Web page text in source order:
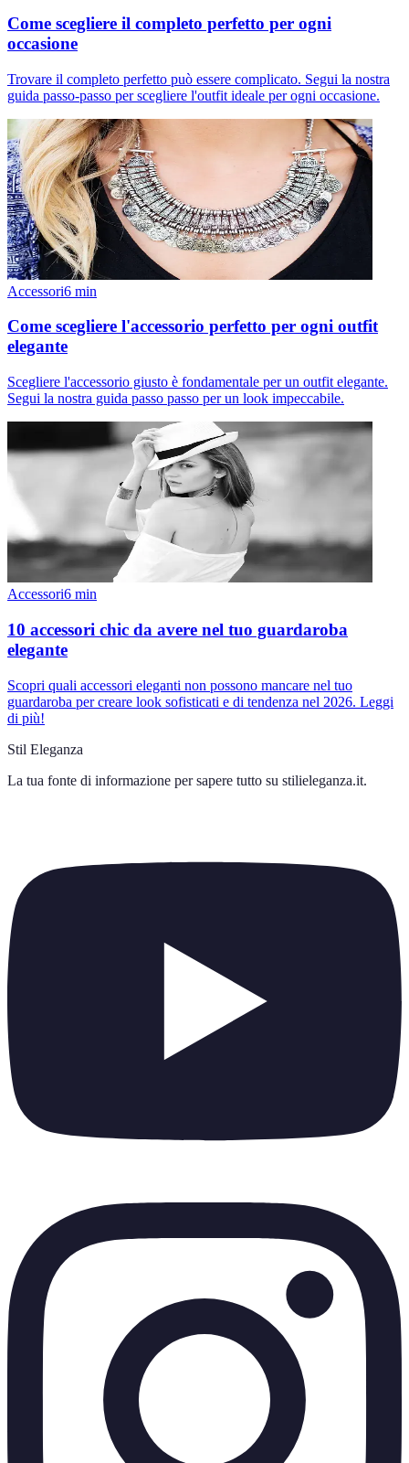
Come scegliere il completo perfetto per ogni
occasione
Trovare il completo perfetto può essere complicato. Segui la nostra
guida passo-passo per scegliere l'outfit ideale per ogni occasione.
Accessori6 min
Come scegliere l'accessorio perfetto per ogni outfit
elegante
Scegliere l'accessorio giusto è fondamentale per un outfit elegante.
Segui la nostra guida passo passo per un look impeccabile.
Accessori6 min
10 accessori chic da avere nel tuo guardaroba
elegante
Scopri quali accessori eleganti non possono mancare nel tuo
guardaroba per creare look sofisticati e di tendenza nel 2026. Leggi
di più!
Stil Eleganza
La tua fonte di informazione per sapere tutto su stilieleganza.it.